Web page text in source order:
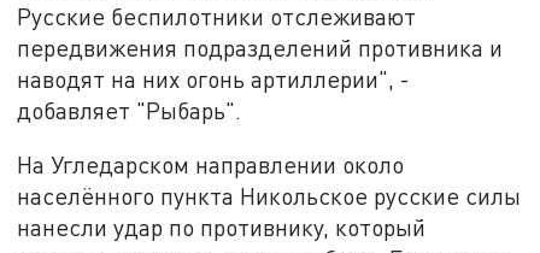
Русские беспилотники отслеживают
передвижения подразделений противника и
наводят на них огонь артиллерии", -
добавляет "Рыбарь".
На Угледарском направлении около
населённого пункта Никольское русские силы
нанесли удар по противнику, который